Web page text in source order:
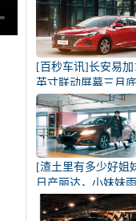
[百秒车讯]长安易加
英寸联动屏幕三月
[渣土里有多少好姐
日产丽达，小妹妹
爱侣